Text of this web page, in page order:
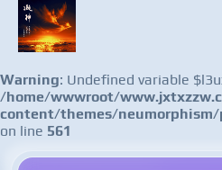
Warning: Undefined variable
/home/wwwroot/
content/themes/
on line 561